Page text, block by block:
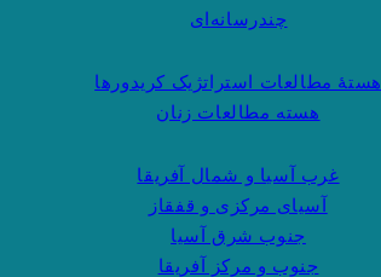
چندرسانه‌ای
هستهٔ مطالعات استراتژیک کریدورها
هسته مطالعات زنان
غرب آسیا و شمال آفریقا
آسیای مرکزی و قفقاز
جنوب شرق آسیا
جنوب و مرکز آفریقا